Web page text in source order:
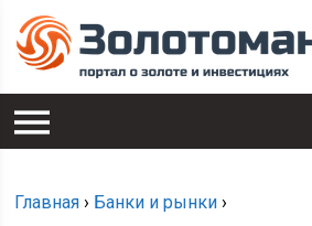
Главная › Банки и рынки ›